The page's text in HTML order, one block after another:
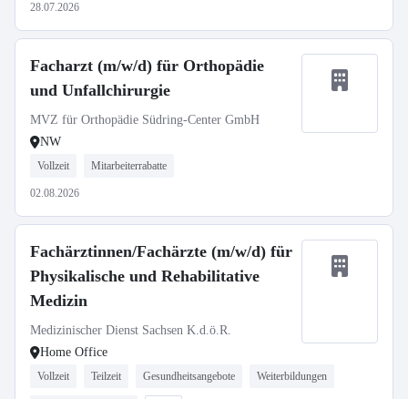
28.07.2026
Facharzt (m/w/d) für Orthopädie
und Unfallchirurgie
MVZ für Orthopädie Südring-Center GmbH
NW
Vollzeit Mitarbeiterrabatte
02.08.2026
Fachärztinnen/Fachärzte (m/w/d) für
Physikalische und Rehabilitative
Medizin
Medizinischer Dienst Sachsen K.d.ö.R.
Home Office
Vollzeit Teilzeit Gesundheitsangebote Weiterbildungen